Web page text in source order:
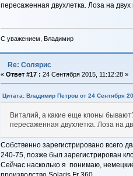
пересаженная двухлетка. Лоза на
С уважением, Владимир
Re: Солярис
« Ответ #17 : 24 Сентября 2015, 11:12:28 »
Цитата: Владимир Петров от 24 Сентября
Виталий, а какие еще клоны
пересаженная двухлетка. Лоза на
Собственно зарегистрировано всего
240-75, позже был зарегистрирован
Сейчас насколько я понимаю,